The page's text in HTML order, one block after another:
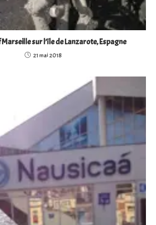
Marseille sur l’île de Lanzarote, Espagne
21 mai 2018